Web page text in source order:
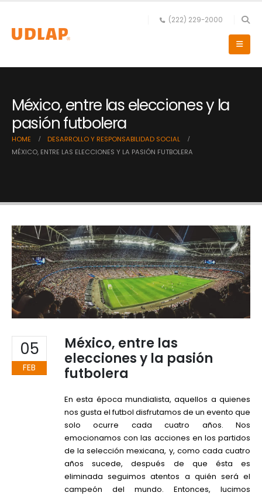
(222) 229-2000
México, entre las elecciones y la
pasión futbolera
HOME
DESARROLLO Y RESPONSABILIDAD SOCIAL
MÉXICO, ENTRE LAS ELECCIONES Y LA PASIÓN FUTBOLERA
05
FEB
México, entre las
elecciones y la pasión
futbolera
En esta época mundialista, aquellos a quienes
nos gusta el futbol disfrutamos de un evento que
solo ocurre cada cuatro años. Nos
emocionamos con las acciones en los partidos
de la selección mexicana, y, como cada cuatro
años sucede, después de que ésta es
eliminada seguimos atentos a quién será el
campeón del mundo. Entonces, lucimos